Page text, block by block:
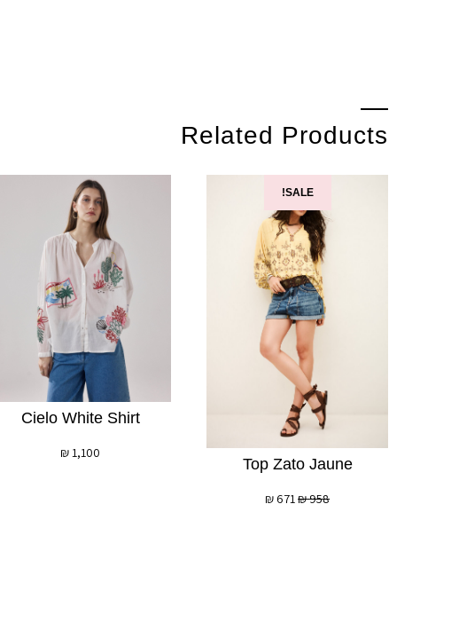
Related Products
SALE!
Top Zato Jaune
958
₪
671
₪
Cielo White Shirt
1,100
₪